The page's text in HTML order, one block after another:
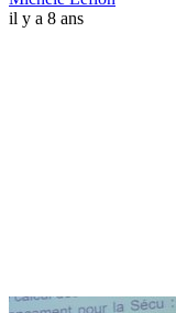
il y a 8 ans